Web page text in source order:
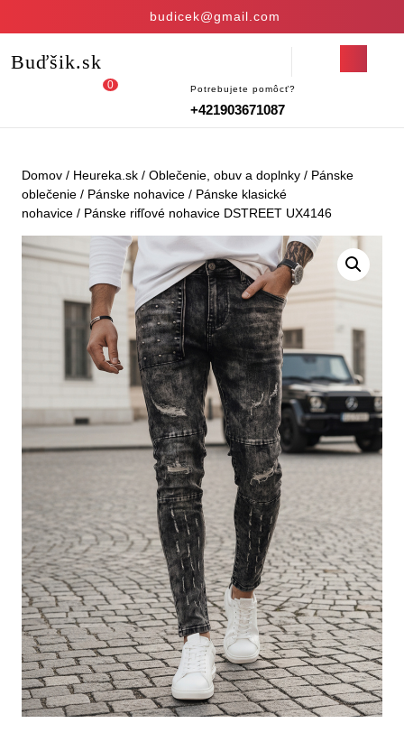
budicek@gmail.com
Buďšik.sk
Button
0 Potrebujete pomôcť?
+421903671087
Domov / Heureka.sk / Oblečenie, obuv a doplnky / Pánske
oblečenie / Pánske nohavice / Pánske klasické
nohavice / Pánske rifľové nohavice DSTREET UX4146